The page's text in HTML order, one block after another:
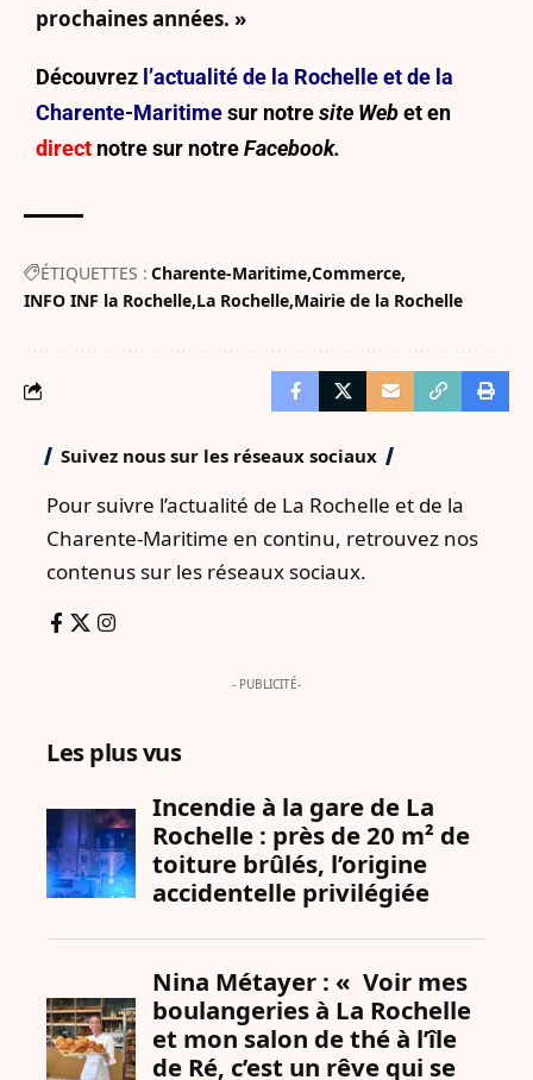
prochaines années. »
Découvrez l’actualité de la Rochelle et de la
Charente-Maritimesur notresite Webet en
direct notre sur notreFacebook.
ÉTIQUETTES : Charente-Maritime Commerce
INFO INF la Rochelle La Rochelle Mairie de la Rochelle
Suivez nous sur les réseaux sociaux
Pour suivre l’actualité de La Rochelle et de la
Charente-Maritime en continu, retrouvez nos
contenus sur les réseaux sociaux.
- PUBLICITÉ-
Les plus vus